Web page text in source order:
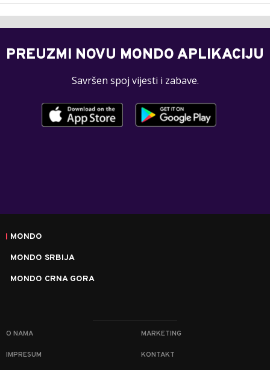
PREUZMI NOVU MONDO APLIKACIJU
Savršen spoj vijesti i zabave.
MONDO
MONDO SRBIJA
MONDO CRNA GORA
O NAMA MARKETING
IMPRESUM KONTAKT